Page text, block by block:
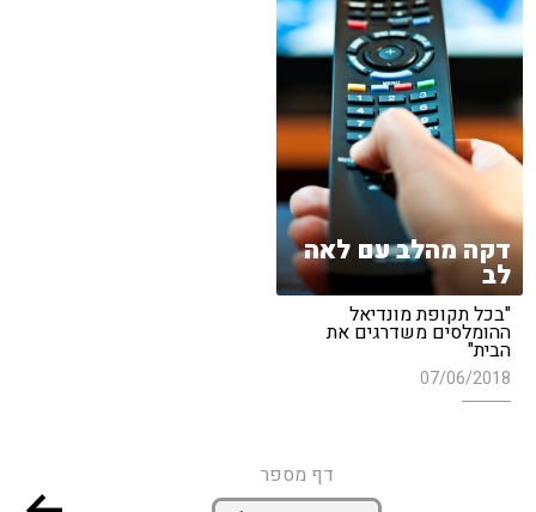
דקה מהלב עם לאה
לב
"בכל תקופת מונדיאל
ההומלסים משדרגים את
הבית"
07/06/2018
דף מספר